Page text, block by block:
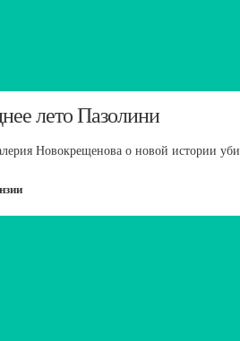
лето Пазолини
Новокрещенова о новой истории